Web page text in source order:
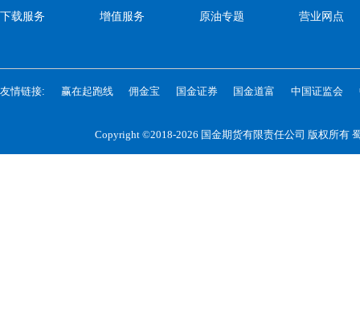
下载服务 增值服务 原油专题 营业网点
友情链接: 赢在起跑线 佣金宝 国金证券 国金道富 中国证监会
Copyright ©2018-2026 国金期货有限责任公司 版权所有